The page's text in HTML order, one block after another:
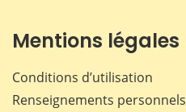
Mentions légales
Conditions d’utilisation
Renseignements personnels